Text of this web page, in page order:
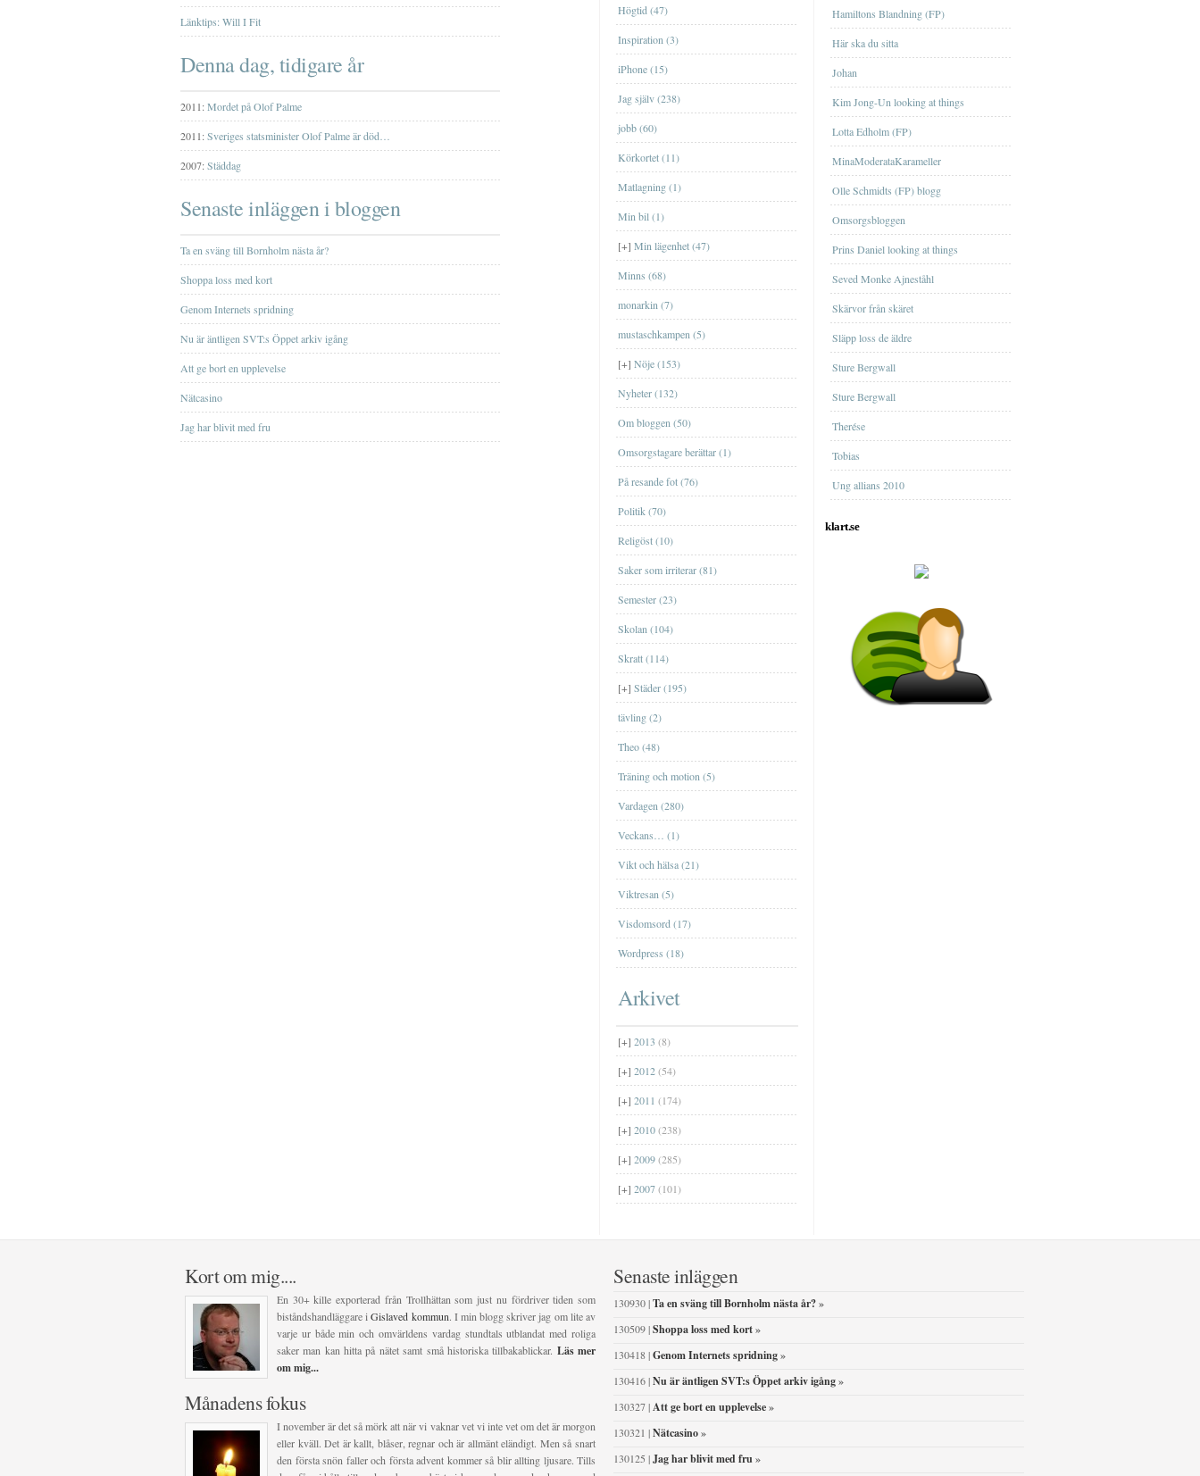
Länktips: Will I Fit
Denna dag, tidigare år
2011:Mordet på Olof Palme
2011:Sveriges statsminister Olof Palme är död…
2007:Städdag
Senaste inläggen i bloggen
Ta en sväng till Bornholm nästa år?
Shoppa loss med kort
Genom Internets spridning
Nu är äntligen SVT:s Öppet arkiv igång
Att ge bort en upplevelse
Nätcasino
Jag har blivit med fru
Högtid (47)
Inspiration (3)
iPhone (15)
Jag själv (238)
jobb (60)
Körkortet (11)
Matlagning (1)
Min bil (1)
[+] Min lägenhet (47)
Lägenheten i EskilstunaLägenheten i
Eskilstuna
Lägenheten i GislavedLägenheten i
Gislaved
Lägenheten i ÖrebroLägenheten i
Örebro
Lägenheten på HörngatanLägenheten på
Hörngatan
Lägenheten på KronogårdenLägenheten
på Kronogården
Minns (68)
monarkin (7)
mustaschkampen (5)
[+] Nöje (153)
BöckerBöcker
FilmFilm
MusikMusik
Nyheter (132)
Om bloggen (50)
Omsorgstagare berättar (1)
På resande fot (76)
Politik (70)
Religöst (10)
Saker som irriterar (81)
Semester (23)
Skolan (104)
Skratt (114)
[+] Städer (195)
EskilstunaEskilstuna
GöteborgGöteborg
ÖrebroÖrebro
StockholmStockholm
TrollhättanTrollhättan
tävling (2)
Theo (48)
Träning och motion (5)
Vardagen (280)
Veckans… (1)
Vikt och hälsa (21)
Viktresan (5)
Visdomsord (17)
Wordpress (18)
Arkivet
[+] 2013 (8)
[+]september
Ta en sväng till Bornholm nästa år?
[+]maj(1)
Shoppa loss med kort
[+]april(2)
Genom Internets spridning
Nu är äntligen SVT:s Öppet arkiv
igång
[+]mars(2)
Att ge bort en upplevelse
Nätcasino
[+]januari
Jag har blivit med fru
Farfar
[+] 2012(54)
[+] 2011 (174)
[+] 2010(238)
[+] 2009(285)
[+] 2007(101)
Hamiltons Blandning (FP)
Här ska du sitta
Johan
Kim Jong-Un looking at things
Lotta Edholm (FP)
MinaModerataKarameller
Olle Schmidts (FP) blogg
Omsorgsbloggen
Prins Daniel looking at things
Seved Monke Ajneståhl
Skärvor från skäret
Släpp loss de äldre
Sture Bergwall
Sture Bergwall
Therése
Tobias
Ung allians 2010
klart.se
Kort om mig....
En 30+ kille exporterad från Trollhättan som just nu fördriver tiden som
biståndshandläggare iGislaved kommun. I min blogg skriver jag om lite av
varje ur både min och omvärldens vardag stundtals utblandat med roliga
saker man kan hitta på nätet samt små historiska tillbakablickar. Läs mer
om mig...
Månadens fokus
I november är det så mörk att när vi vaknar vet vi inte vet om det är morgon
eller kväll. Det är kallt, blåser, regnar och är allmänt eländigt. Men så snart
den första snön faller och första advent kommer så blir allting ljusare. Tills
Senaste inläggen
130930 |Ta en sväng till Bornholm nästa år?»
130509 |Shoppa loss med kort»
130418 |Genom Internets spridning»
130416 |Nu är äntligen SVT:s Öppet arkiv igång»
130327 |Att ge bort en upplevelse»
130321 |Nätcasino»
130125 |Jag har blivit med fru»